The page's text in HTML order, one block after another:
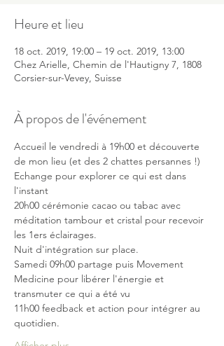
Heure et lieu
18 oct. 2019, 19:00 – 19 oct. 2019, 13:00
Chez Arielle, Chemin de l'Hautigny 7, 1808
Corsier-sur-Vevey, Suisse
À propos de l'événement
Accueil le vendredi à 19h00 et découverte
de mon lieu (et des 2 chattes persannes !)
Echange pour explorer ce qui est dans
l'instant
20h00 cérémonie cacao ou tabac avec
méditation tambour et cristal pour recevoir
les 1ers éclairages.
Nuit d'intégration sur place.
Samedi 09h00 partage puis Movement
Medicine pour libérer l'énergie et
transmuter ce qui a été vu
11h00 feedback et action pour intégrer au
quotidien.